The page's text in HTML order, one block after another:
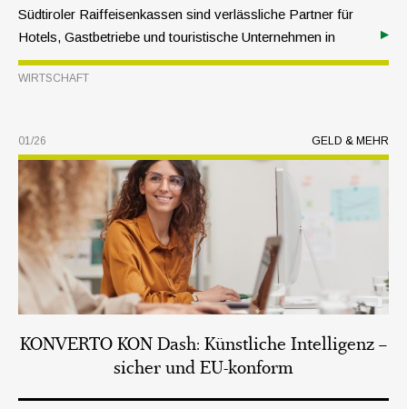
Südtiroler Raiffeisenkassen sind verlässliche Partner für
Hotels, Gastbetriebe und touristische Unternehmen in
Südtirol.
WIRTSCHAFT
GELD & MEHR
01/26
KONVERTO KON Dash: Künstliche Intelligenz –
sicher und EU-konform